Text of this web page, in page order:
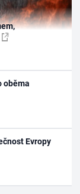
oběma
Evropy